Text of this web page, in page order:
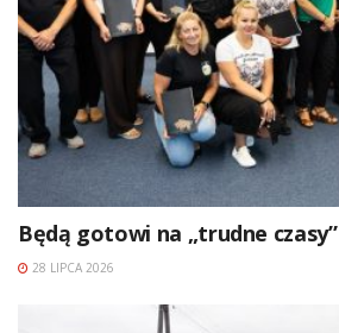
Będą gotowi na „trudne czasy”
28 LIPCA 2026